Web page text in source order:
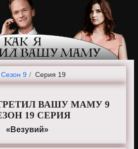
Сезон 9 Серия 19
ВАШУ МАМУ 9
19 СЕРИЯ
«Везувий»